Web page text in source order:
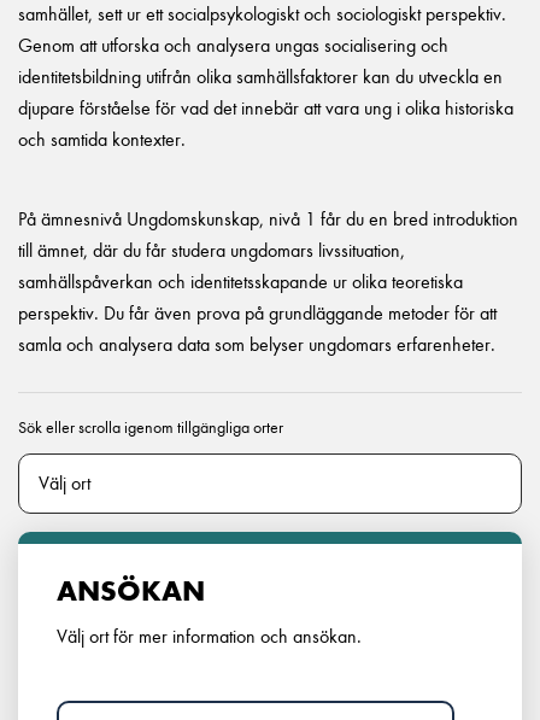
samhället, sett ur ett socialpsykologiskt och sociologiskt perspektiv.
Genom att utforska och analysera ungas socialisering och
identitetsbildning utifrån olika samhällsfaktorer kan du utveckla en
djupare förståelse för vad det innebär att vara ung i olika historiska
och samtida kontexter.
På ämnesnivå Ungdomskunskap, nivå 1 får du en bred introduktion
till ämnet, där du får studera ungdomars livssituation,
samhällspåverkan och identitetsskapande ur olika teoretiska
perspektiv. Du får även prova på grundläggande metoder för att
samla och analysera data som belyser ungdomars erfarenheter.
Sök eller scrolla igenom tillgängliga orter
ANSÖKAN
Välj ort för mer information och ansökan.